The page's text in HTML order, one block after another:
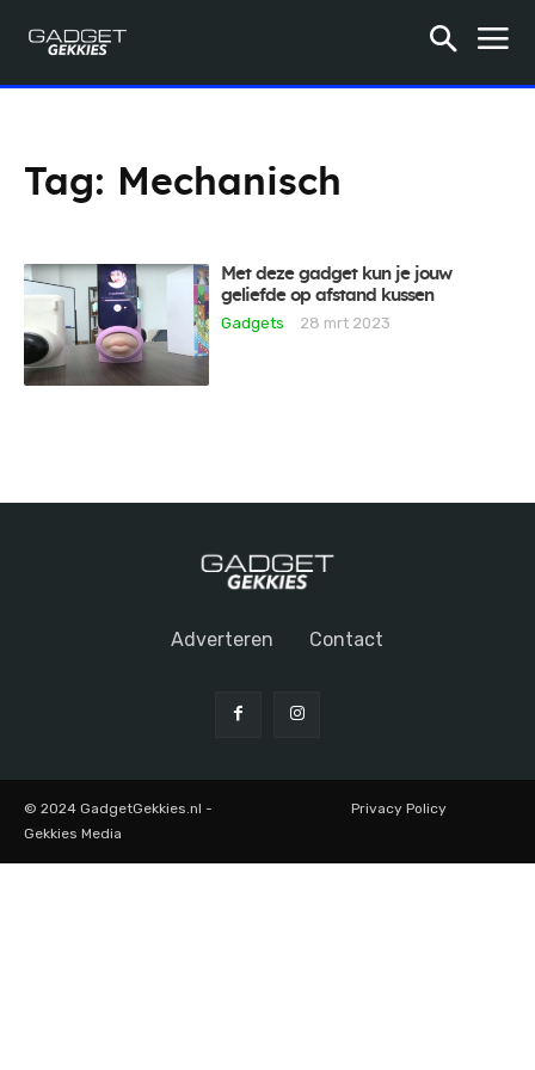
Tag: Mechanisch
Met deze gadget kun je jouw
geliefde op afstand kussen
Gadgets
28 mrt 2023
Adverteren Contact
© 2024 GadgetGekkies.nl -
Gekkies Media
Privacy Policy